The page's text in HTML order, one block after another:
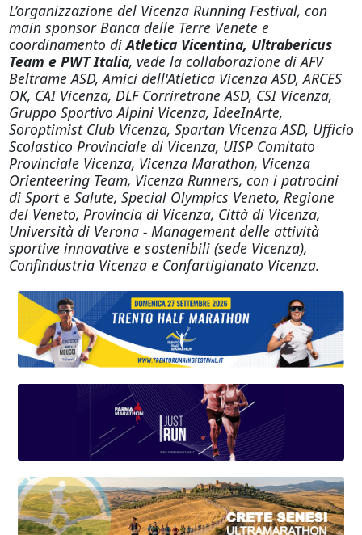
L’organizzazione del Vicenza Running Festival, con
main sponsor Banca delle Terre Venete e
coordinamento diAtletica Vicentina, Ultrabericus
Team e PWT Italia, vede la collaborazione di AFV
Beltrame ASD, Amici dell'Atletica Vicenza ASD, ARCES
OK, CAI Vicenza, DLF Corriretrone ASD, CSI Vicenza,
Gruppo Sportivo Alpini Vicenza, IdeeInArte,
Soroptimist Club Vicenza, Spartan Vicenza ASD, Ufficio
Scolastico Provinciale di Vicenza, UISP Comitato
Provinciale Vicenza, Vicenza Marathon, Vicenza
Orienteering Team, Vicenza Runners, con i patrocini
di Sport e Salute, Special Olympics Veneto, Regione
del Veneto, Provincia di Vicenza, Città di Vicenza,
Università di Verona - Management delle attività
sportive innovative e sostenibili (sede Vicenza),
Confindustria Vicenza e Confartigianato Vicenza.